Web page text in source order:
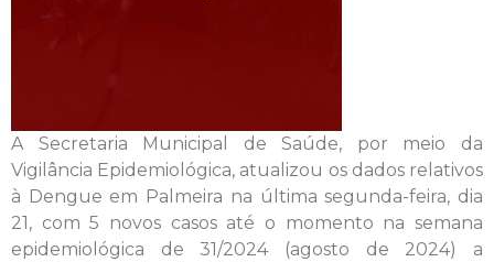
A Secretaria Municipal de Saúde, por meio da
Vigilância Epidemiológica, atualizou os dados relativos
à Dengue em Palmeira na última segunda-feira, dia
21, com 5 novos casos até o momento na semana
epidemiológica de 31/2024 (agosto de 2024) a